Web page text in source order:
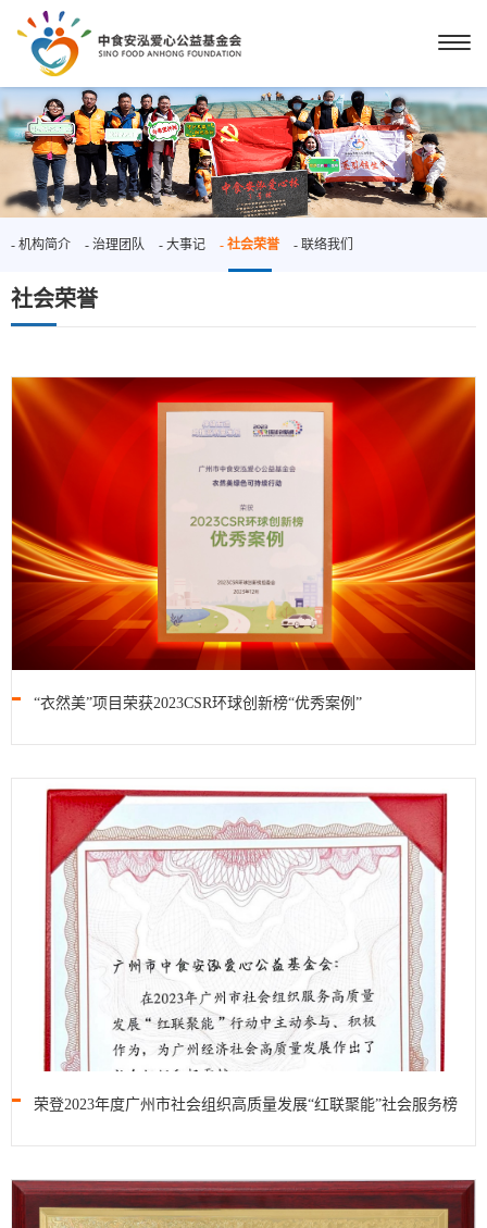
- 机构简介 - 治理团队 - 大事记 - 社会荣誉 - 联络我们
社会荣誉
“衣然美”项目荣获2023CSR环球创新榜“优秀案例”
荣登2023年度广州市社会组织高质量发展“红联聚能”社会服务榜